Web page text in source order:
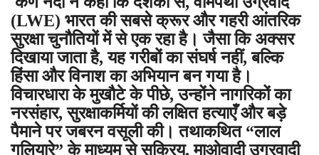
(LWE) भारत की सबसे क्रूर और गहरी आंतरिक
सुरक्षा चुनौतियों में से एक रहा है। जैसा कि अक्सर
दिखाया जाता है, यह गरीबों का संघर्ष नहीं, बल्कि
हिंसा और विनाश का अभियान बन गया है।
विचारधारा के मुखौटे के पीछे, उन्होंने नागरिकों का
नरसंहार, सुरक्षाकर्मियों की लक्षित हत्याएँ और बड़े
पैमाने पर जबरन वसूली की। तथाकथित “लाल
गलियारे” के माध्यम से सक्रिय, माओवादी उग्रवादी